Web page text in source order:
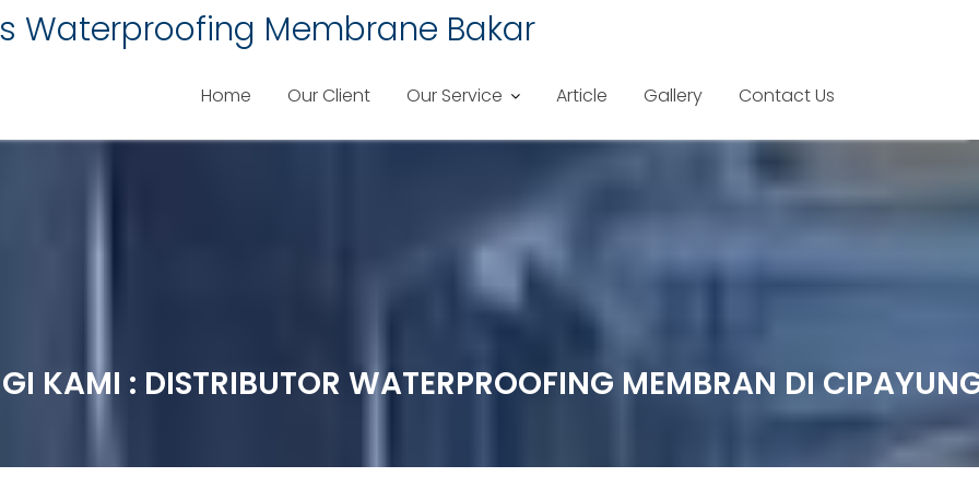
Waterproofing Membrane Bakar
Home Our Client Our Service Article Gallery Contact Us
KAMI : DISTRIBUTOR WATERPROOFING MEMBRAN DI